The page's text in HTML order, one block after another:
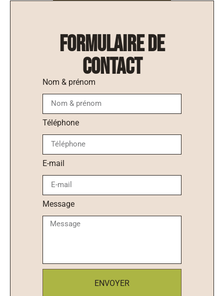
formulaire de
contact
Nom & prénom
Téléphone
E-mail
Message
ENVOYER